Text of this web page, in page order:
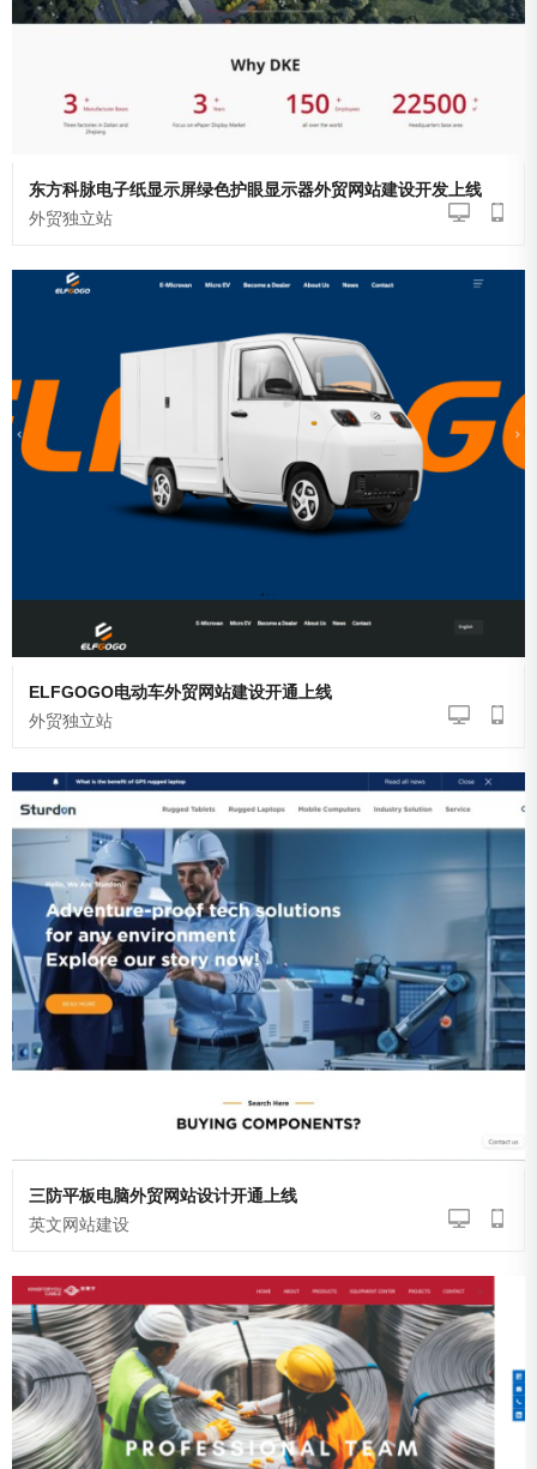
东方科脉电子纸显示屏绿色护眼显示器外贸网站建设开发上线
外贸独立站
ELFGOGO电动车外贸网站建设开通上线
外贸独立站
三防平板电脑外贸网站设计开通上线
英文网站建设